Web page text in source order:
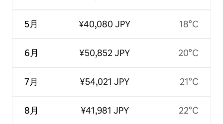
5月
6月
7月
8月
¥40,080 JPY
¥50,852 JPY
¥54,021 JPY
¥41,981 JPY
18°C
20°C
21°C
22°C